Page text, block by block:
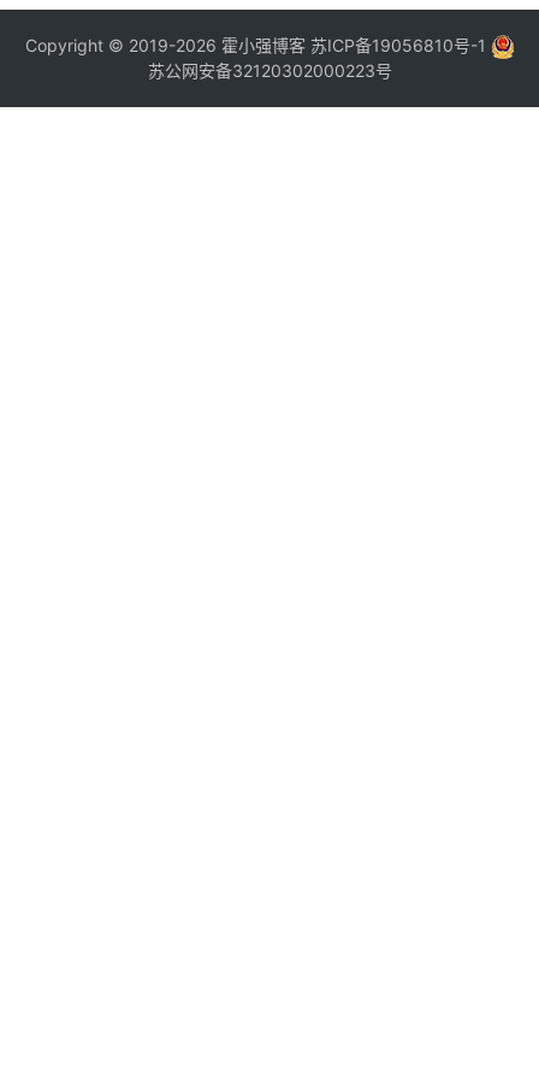
Copyright © 2019-2026 霍小强博客 苏ICP备19056810号-1
苏公网安备32120302000223号